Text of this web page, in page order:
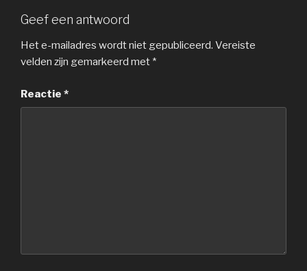
Geef een antwoord
Het e-mailadres wordt niet gepubliceerd. Vereiste
velden zijn gemarkeerd met *
Reactie *